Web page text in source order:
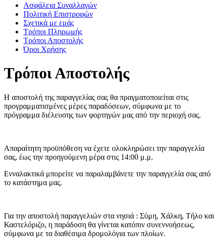
Ασφάλεια Συναλλαγών
Πολιτική Επιστροφών
Σχετικά με εμάς
Τρόποι Πληρωμής
Τρόποι Αποστολής
Όροι Χρήσης
Τρόποι Αποστολής
Η αποστολή της παραγγελίας σας θα πραγματοποιείται στις
προγραμματισμένες μέρες παραδόσεων, σύμφωνα με το
πρόγραμμα διέλευσης των φορτηγών μας από την περιοχή σας.
Απαραίτητη προϋπόθεση να έχετε ολοκληρώσει την παραγγελία
σας, έως την προηγούμενη μέρα στις 14:00 μ.μ.
Ενναλακτικά μπορείτε να παραλαμβάνετε την παραγγελία σας από
το κατάστημα μας.
Για την αποστολή παραγγελιών στα νησιά : Σύμη, Χάλκη, Τήλο και
Καστελόριζο, η παράδοση θα γίνεται κατόπιν συνεννοήσεως,
σύμφωνα με τα διαθέσιμα δρομολόγια των πλοίων.